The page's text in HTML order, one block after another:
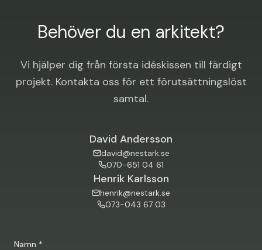
Behöver du en arkitekt?
Vi hjälper dig från första idéskissen till färdigt
projekt. Kontakta oss för ett förutsättningslöst
samtal.
David Andersson
david@nestark.se
070-651 04 61
Henrik Karlsson
henrik@nestark.se
073-043 67 03
Namn *